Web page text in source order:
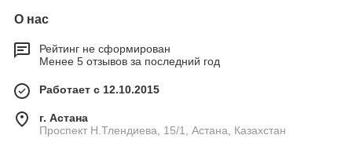
О нас
Рейтинг не сформирован
Менее 5 отзывов за последний год
Работает с 12.10.2015
г. Астана
Проспект Н.Тлендиева, 15/1, Астана, Казахстан